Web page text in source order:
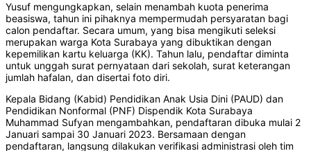
Yusuf mengungkapkan, selain menambah kuota penerima
beasiswa, tahun ini pihaknya mempermudah persyaratan bagi
calon pendaftar. Secara umum, yang bisa mengikuti seleksi
merupakan warga Kota Surabaya yang dibuktikan dengan
kepemilikan kartu keluarga (KK). Tahun lalu, pendaftar diminta
untuk unggah surat pernyataan dari sekolah, surat keterangan
jumlah hafalan, dan disertai foto diri.
Kepala Bidang (Kabid) Pendidikan Anak Usia Dini (PAUD) dan
Pendidikan Nonformal (PNF) Dispendik Kota Surabaya
Muhammad Sufyan mengambahkan, pendaftaran dibuka mulai 2
Januari sampai 30 Januari 2023. Bersamaan dengan
pendaftaran, langsung dilakukan verifikasi administrasi oleh tim